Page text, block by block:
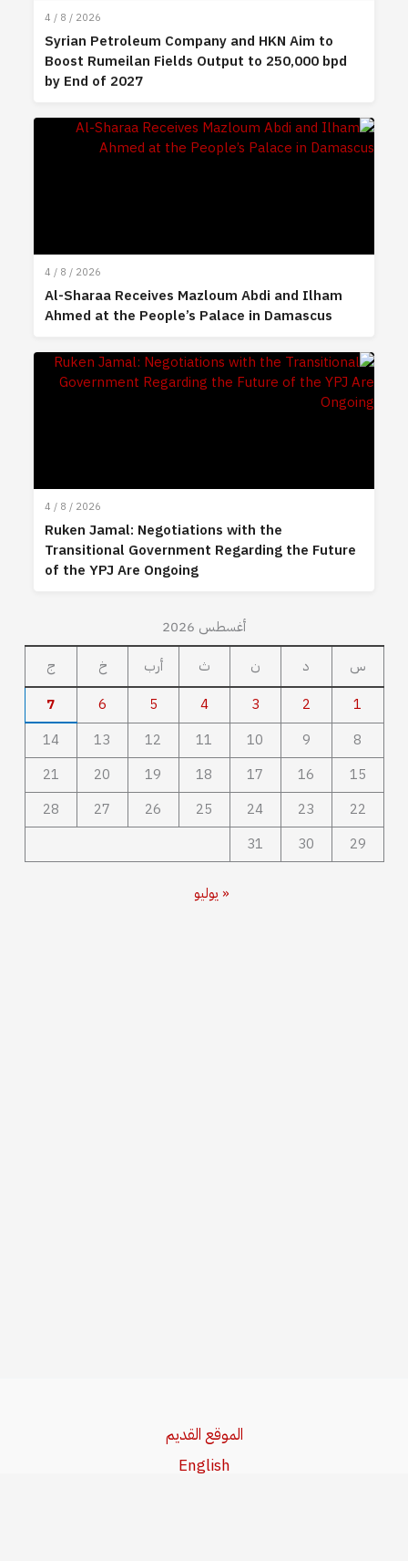
4 / 8 / 2026
Syrian Petroleum Company and HKN Aim to
Boost Rumeilan Fields Output to 250,000 bpd
by End of 2027
4 / 8 / 2026
Al-Sharaa Receives Mazloum Abdi and Ilham
Ahmed at the People’s Palace in Damascus
4 / 8 / 2026
Ruken Jamal: Negotiations with the
Transitional Government Regarding the Future
of the YPJ Are Ongoing
أغسطس 2026
س
د ن ث أرب خ
ج
1
2
3
4
5
6
7
8
9
10
11
12
13
14
15
16
17
18
19
20
21
22
23
24
25
26
27
28
29
30
31
« يوليو
الموقع القديم
English